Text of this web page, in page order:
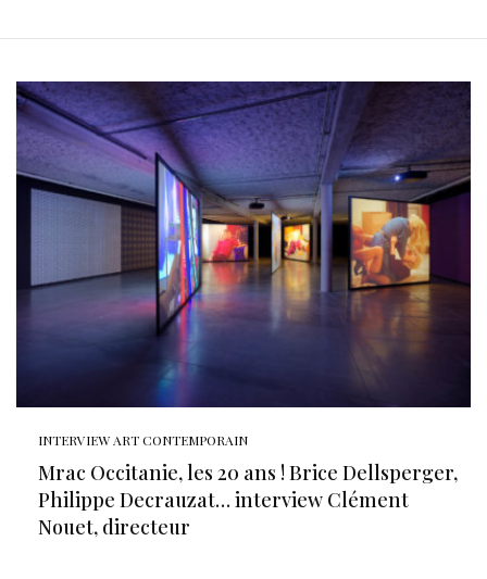
INTERVIEW ART CONTEMPORAIN
Mrac Occitanie, les 20 ans ! Brice Dellsperger,
Philippe Decrauzat… interview Clément
Nouet, directeur